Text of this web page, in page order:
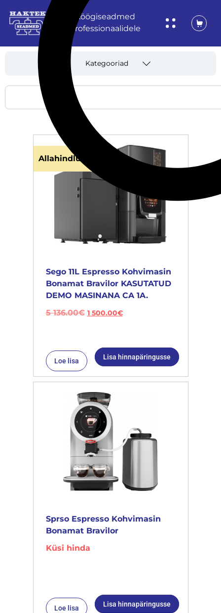
Köögiseadmed
professionaalidele
Kategooriad
Allahindlus!
Sego 11L Espresso Kohvimasin
Bonamat Bravilor KASUTATUD
DEMO MASINANA CA 1A.
5 136.00€ 1 500.00€
Loe lisa Lisa hinnapäringusse
Sprso Espresso Kohvimasin
Bonamat Bravilor
Küsi hinda
Loe lisa Lisa hinnapäringusse